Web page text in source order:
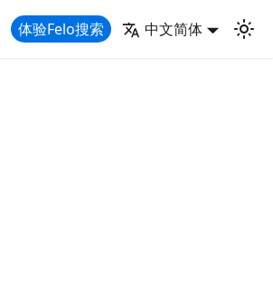
体验Felo搜索 中文简体